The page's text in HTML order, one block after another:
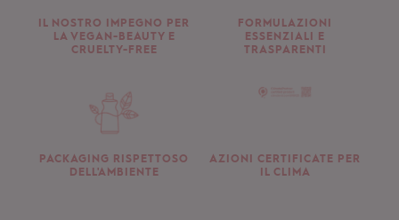
IL NOSTRO IMPEGNO PER
LA VEGAN-BEAUTY E
CRUELTY-FREE
FORMULAZIONI
ESSENZIALI E
TRASPARENTI
PACKAGING RISPETTOSO
DELL'AMBIENTE
AZIONI CERTIFICATE PER
IL CLIMA